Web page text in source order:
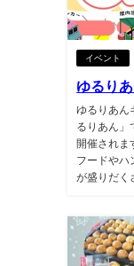
イベント
ゆるり
ゆるりあん
るりあん」
開催されま
フードやハ
が盛りだく